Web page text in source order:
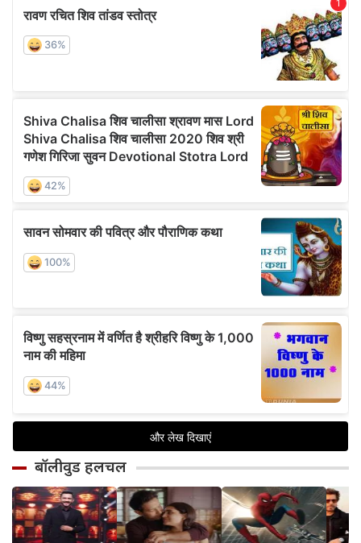
बॉलीवुड हलचल